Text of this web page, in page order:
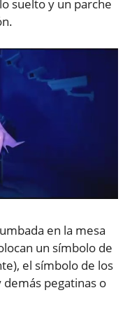
suelto y un parche
en la mesa
un símbolo de
el símbolo de los
demás pegatinas o